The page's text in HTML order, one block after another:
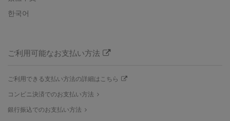
한국어
ご利用可能なお支払い方法
ご利用できる支払い方法の詳細はこちら
コンビニ決済でのお支払い方法
銀行振込でのお支払い方法